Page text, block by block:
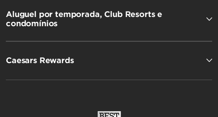
Aluguel por temporada, Club Resorts e
condomínios
Caesars Rewards